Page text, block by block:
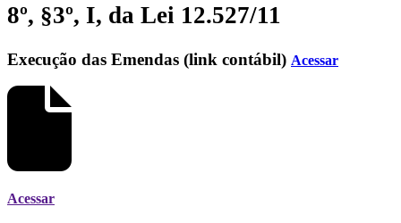
8º, §3º, I, da Lei 12.527/11
Execução das Emendas (link contábil) Acessar
Acessar